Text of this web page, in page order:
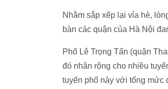
Nhằm sắp xếp lại vỉa hè,
bàn các quận của Hà Nội
Phố Lê Trọng Tấn (quận
đó nhân rộng cho nhiều
tuyến phố này với tổng mức